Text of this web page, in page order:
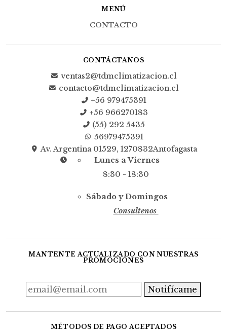
MENÚ
CONTACTO
CONTÁCTANOS
ventas2@tdmclimatizacion.cl
contacto@tdmclimatizacion.cl
+56 979475391
+56 966270183
(55) 292 5435
56979475391
Av. Argentina 01529, 1270832Antofagasta
Lunes a Viernes
8:30 - 18:30
Sábado y Domingos
Consultenos
MANTENTE ACTUALIZADO CON NUESTRAS
PROMOCIONES
Notifícame
MÉTODOS DE PAGO ACEPTADOS